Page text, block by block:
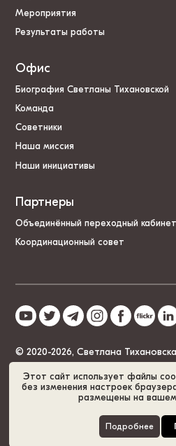
Этот сайт использует файлы
без изменения настроек
размещены на вашем
Подробнее
Мероприятия
Результаты работы
Офис
Биография Светланы Тихановской
Команда
Советники
Наша миссия
Наши инициативы
Партнеры
Объединённый переходный кабинет
Координационный совет
© 2020-2026, Светлана